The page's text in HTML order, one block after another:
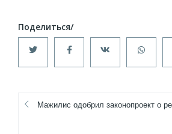
Мажилис одобрил законопроект о